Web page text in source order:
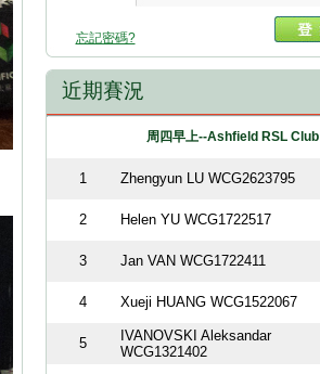
忘記密碼?
近期賽況
周四早上--Ashfield RSL Club
1 Zhengyun LU WCG2623795
2 Helen YU WCG1722517
3 Jan VAN WCG1722411
4 Xueji HUANG WCG1522067
5
IVANOVSKI Aleksandar
WCG1321402